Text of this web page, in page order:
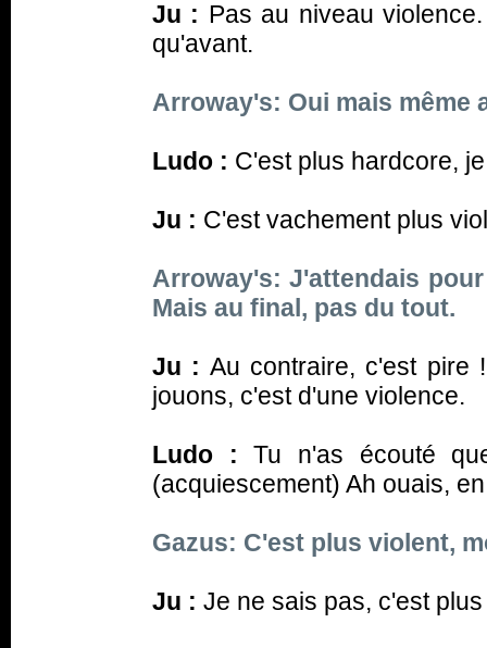
Ju : Pas au niveau
qu'avant.
Arroway's: Oui mais même
Ludo : C'est plus hardcore,
Ju : C'est vachement plus
Arroway's: J'attendais
Mais au final, pas du tout.
Ju : Au contraire, c'est pire
jouons, c'est d'une violence.
Ludo : Tu n'as écouté
(acquiescement) Ah ouais,
Gazus: C'est plus violent,
Ju : Je ne sais pas, c'est